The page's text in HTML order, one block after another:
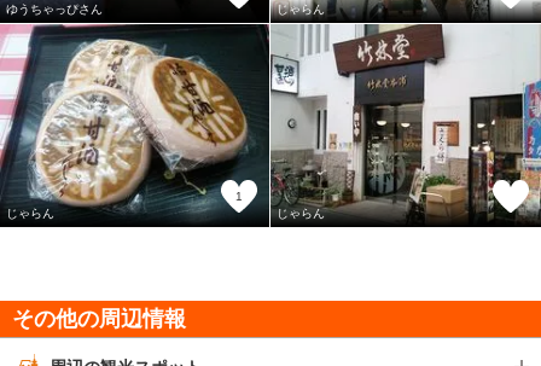
ゆうちゃっぴさん
じゃらん
じゃらん
1
じゃらん
その他の周辺情報